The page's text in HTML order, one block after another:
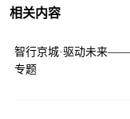
相关内容
智行京城·驱动未来
专题